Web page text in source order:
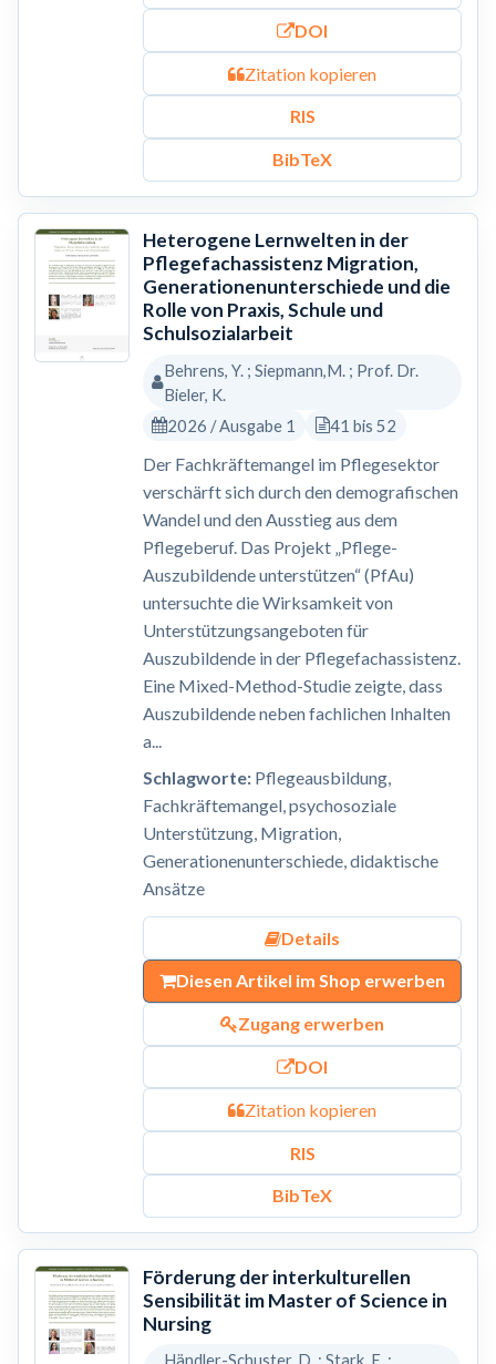
DOI
Zitation kopieren
RIS
BibTeX
Heterogene Lernwelten in der
Pflegefachassistenz Migration,
Generationenunterschiede und die
Rolle von Praxis, Schule und
Schulsozialarbeit
Behrens, Y. ; Siepmann,M. ; Prof. Dr.
Bieler, K.
2026 / Ausgabe 1
41 bis 52
Der Fachkräftemangel im Pflegesektor
verschärft sich durch den demografischen
Wandel und den Ausstieg aus dem
Pflegeberuf. Das Projekt „Pflege-
Auszubildende unterstützen“ (PfAu)
untersuchte die Wirksamkeit von
Unterstützungsangeboten für
Auszubildende in der Pflegefachassistenz.
Eine Mixed-Method-Studie zeigte, dass
Auszubildende neben fachlichen Inhalten
a...
Schlagworte:Pflegeausbildung,
Fachkräftemangel, psychosoziale
Unterstützung, Migration,
Generationenunterschiede, didaktische
Ansätze
Details
Diesen Artikel im Shop erwerben
Zugang erwerben
DOI
Zitation kopieren
RIS
BibTeX
Förderung der interkulturellen
Sensibilität im Master of Science in
Nursing
Händler-Schuster, D. ; Stark, E. ;